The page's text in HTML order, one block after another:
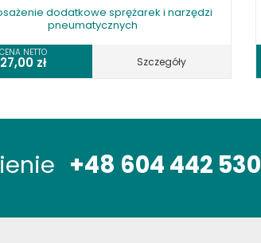
dodatkowe sprężarek i narzędzi
pneumatycznych
CENA NETTO
27,00 zł Szczegóły
+48 604 442 530